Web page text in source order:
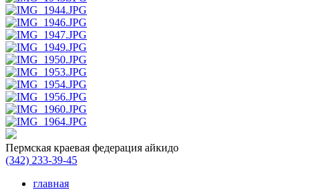
Пермская краевая федерация айкидо
(342) 233-39-45
главная